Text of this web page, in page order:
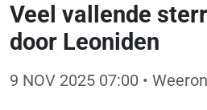
Veel vallende
door Leoniden
9 NOV 2025 07:00 •